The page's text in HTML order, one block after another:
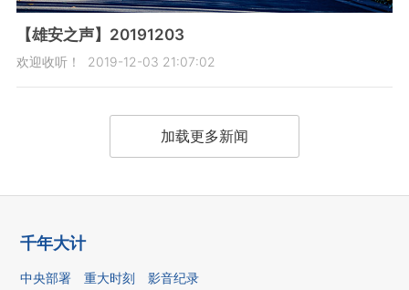
【雄安之声】20191203
欢迎收听！ 2019-12-03 21:07:02
加载更多新闻
千年大计
中央部署 重大时刻 影音纪录